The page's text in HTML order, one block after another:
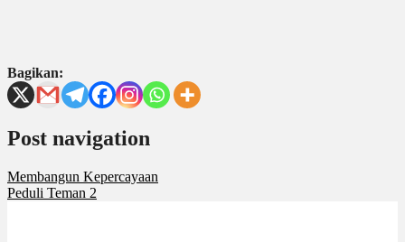
Bagikan:
Post navigation
Membangun Kepercayaan
Peduli Teman 2